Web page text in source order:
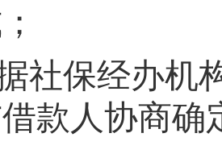
；
社保经办机
款人协商确